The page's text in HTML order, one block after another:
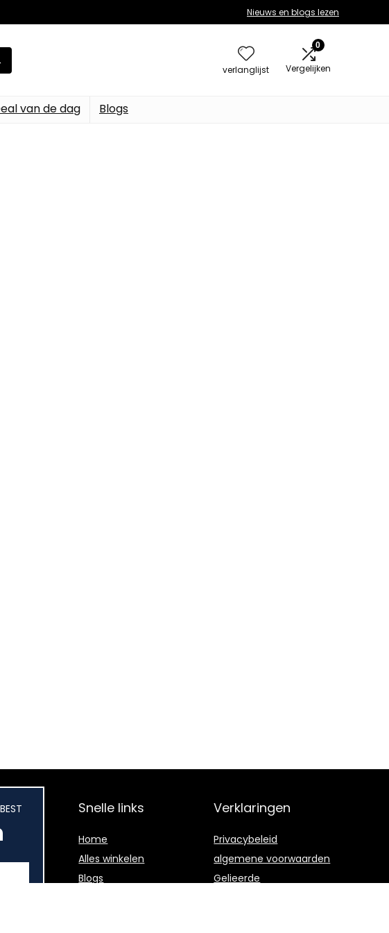
Nieuws en blogs lezen
verlanglijst
0
Vergelijken
van de dag Blogs
Snelle links
Home
Alles winkelen
Blogs
Verklaringen
Privacybeleid
algemene voorwaarden
Gelieerde